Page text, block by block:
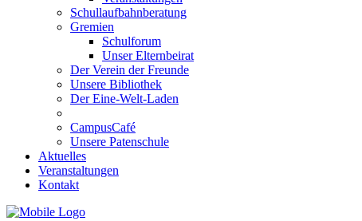
Schullaufbahnberatung
Gremien
Schulforum
Unser Elternbeirat
Der Verein der Freunde
Unsere Bibliothek
Der Eine-Welt-Laden
CampusCafé
Unsere Patenschule
Aktuelles
Veranstaltungen
Kontakt